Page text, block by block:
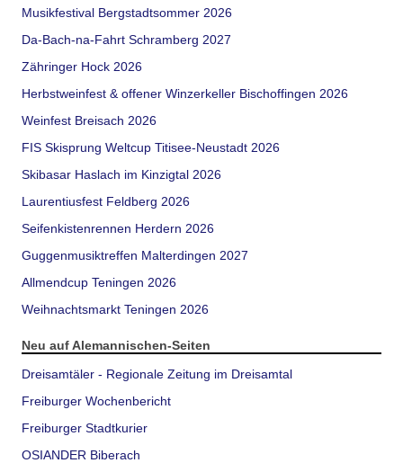
Musikfestival Bergstadtsommer 2026
Da-Bach-na-Fahrt Schramberg 2027
Zähringer Hock 2026
Herbstweinfest & offener Winzerkeller Bischoffingen 2026
Weinfest Breisach 2026
FIS Skisprung Weltcup Titisee-Neustadt 2026
Skibasar Haslach im Kinzigtal 2026
Laurentiusfest Feldberg 2026
Seifenkistenrennen Herdern 2026
Guggenmusiktreffen Malterdingen 2027
Allmendcup Teningen 2026
Weihnachtsmarkt Teningen 2026
Neu auf Alemannischen-Seiten
Dreisamtäler - Regionale Zeitung im Dreisamtal
Freiburger Wochenbericht
Freiburger Stadtkurier
OSIANDER Biberach